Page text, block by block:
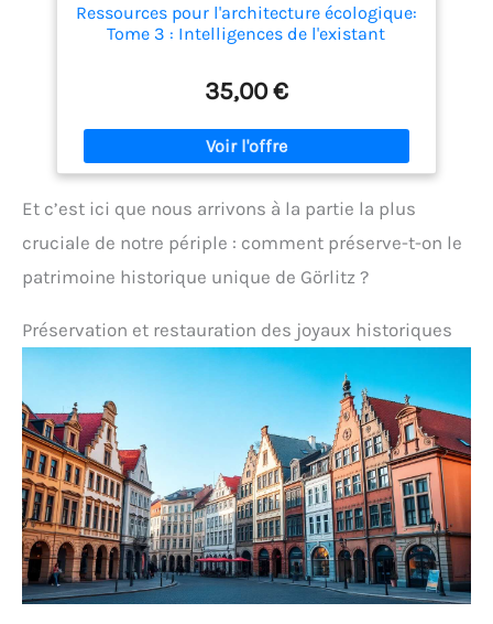
Ressources pour l'architecture écologique:
Tome 3 : Intelligences de l'existant
35,00 €
Et c’est ici que nous arrivons à la partie la plus
cruciale de notre périple : comment préserve-t-on le
patrimoine historique unique de Görlitz ?
Préservation et restauration des joyaux historiques